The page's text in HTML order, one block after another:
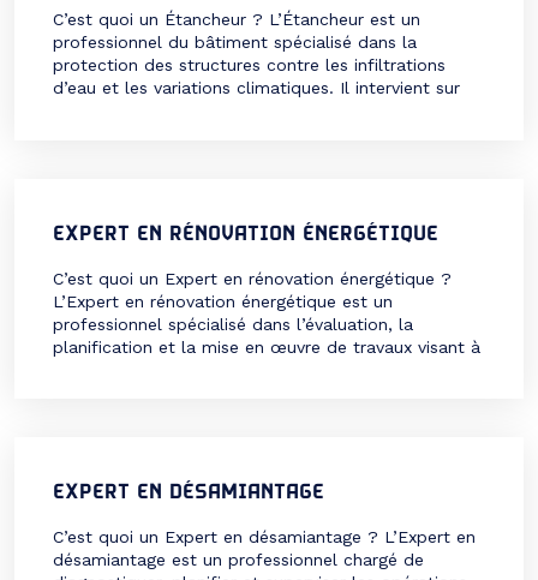
C’est quoi un Étancheur ? L’Étancheur est un
professionnel du bâtiment spécialisé dans la
protection des structures contre les infiltrations
d’eau et les variations climatiques. Il intervient sur
EXPERT EN RÉNOVATION ÉNERGÉTIQUE
C’est quoi un Expert en rénovation énergétique ?
L’Expert en rénovation énergétique est un
professionnel spécialisé dans l’évaluation, la
planification et la mise en œuvre de travaux visant à
EXPERT EN DÉSAMIANTAGE
C’est quoi un Expert en désamiantage ? L’Expert en
désamiantage est un professionnel chargé de